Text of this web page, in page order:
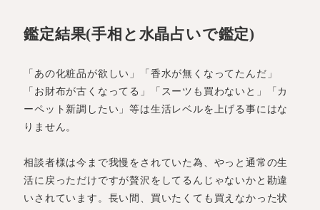
鑑定結果(手相と水晶占いで鑑定)
「あの化粧品が欲しい」「香水が無くなってたんだ」
「お財布が古くなってる」「スーツも買わないと」「カ
ーペット新調したい」等は生活レベルを上げる事にはな
りません。
相談者様は今まで我慢をされていた為、やっと通常の生
活に戻っただけですが贅沢をしてるんじゃないかと勘違
いされています。長い間、買いたくても買えなかった状